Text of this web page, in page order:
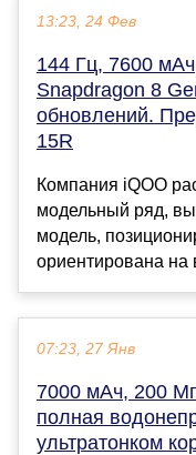
13:23, 24 Фев
144 Гц, 7600
Snapdragon 8
обновлений.
15R
Компания iQOO
модельный ряд,
модель,
ориентирована на
07:23, 27 Янв
7000 мАч, 200
полная
ультратонком